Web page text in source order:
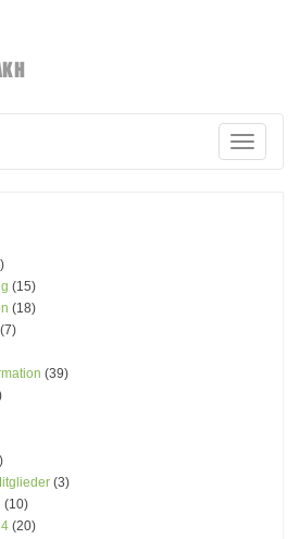
Schalte
(15)
(18)
(7)
(39)
(3)
(10)
(20)